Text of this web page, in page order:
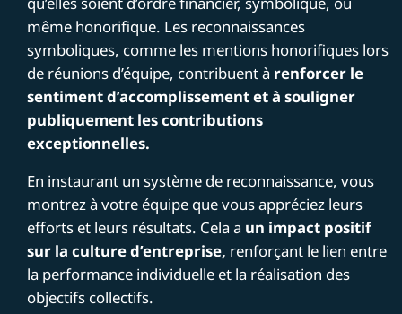
même honorifique. Les reconnaissances
symboliques, comme les mentions honorifiques lors
de réunions d’équipe, contribuent à renforcer le
sentiment d’accomplissement et à souligner
publiquement les contributions
exceptionnelles.
En instaurant un système de reconnaissance, vous
montrez à votre équipe que vous appréciez leurs
efforts et leurs résultats. Cela a un impact positif
sur la culture d’entreprise, renforçant le lien entre
la performance individuelle et la réalisation des
objectifs collectifs.